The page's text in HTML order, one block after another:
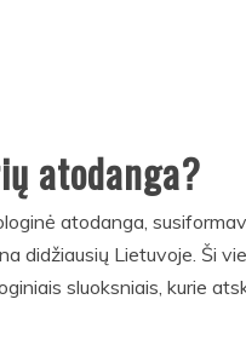
atodanga?
atodanga,
didžiausių Lietuvoje. Ši
sluoksniais, kurie